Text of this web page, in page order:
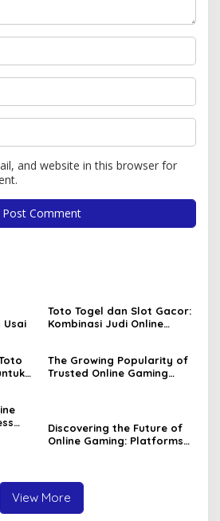
and website in this browser for
Usai
Toto Togel dan Slot Gacor:
Kombinasi Judi Online
The Growing Popularity of
Trusted Online Gaming
Discovering the Future of
Online Gaming: Platforms
View More